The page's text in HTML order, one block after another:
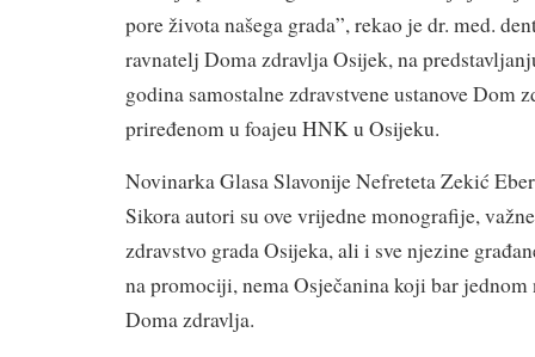
pore života našega grada”, rekao je dr. med.
ravnatelj Doma zdravlja Osijek, na
godina samostalne zdravstvene ustanove Dom
priređenom u foajeu HNK u Osijeku.
Novinarka Glasa Slavonije Nefreteta Zekić
Sikora autori su ove vrijedne monografije,
zdravstvo grada Osijeka, ali i sve njezine
na promociji, nema Osječanina koji bar jednom
Doma zdravlja.